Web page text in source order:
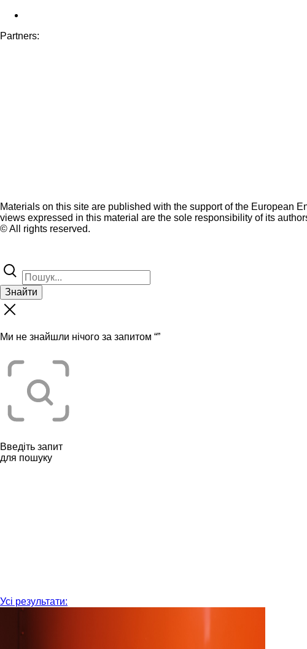
Partners:
Materials on this site are published with the support of the European
views expressed in this material are the sole responsibility of its
© All rights reserved.
Знайти
Ми не знайшли нічого за запитом “”
Введіть запит
для пошуку
Усі результати: